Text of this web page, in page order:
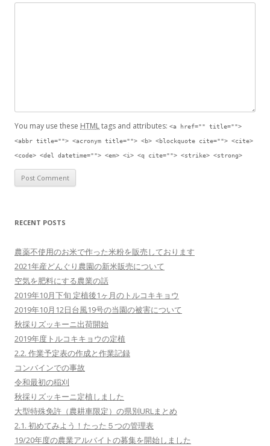
You may use these HTMLtags and attributes: <a href="" title="">
<abbr title=""> <acronym title=""> <b> <blockquote cite=""> <cite>
<code> <del datetime=""> <em> <i> <q cite=""> <strike> <strong>
RECENT POSTS
農薬不使用のお米で作った米粉を販売しております
2021年産どんぐり農園の新米販売について
空気を肥料にする農業の話
2019年10月下旬 定植後1ヶ月のトルコキキョウ
2019年10月12日台風19号の当園の被害について
秋採りズッキーニ出荷開始
2019年度トルコキキョウの定植
2.2. 作業予定表の作成と作業記録
コンバインでの事故
令和最初の稲刈
秋採りズッキーニ定植しました
大型特殊免許（農耕車限定）の県別URLまとめ
2.1. 初めてみよう！たった５つの管理表
19/20年度の農業アルバイトの募集を開始しました